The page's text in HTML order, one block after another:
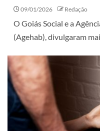
09/01/2026 Redação
O Goiás Social e a
(Agehab), divulgaram